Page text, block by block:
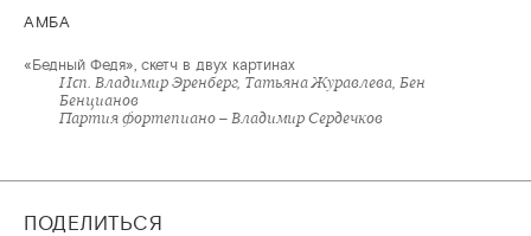
АМБА
«Бедный Федя», скетч в двух картинах
Исп. Владимир Эренберг, Татьяна Журавлева, Бен
Бенцианов
Партия фортепиано – Владимир Сердечков
ПОДЕЛИТЬСЯ